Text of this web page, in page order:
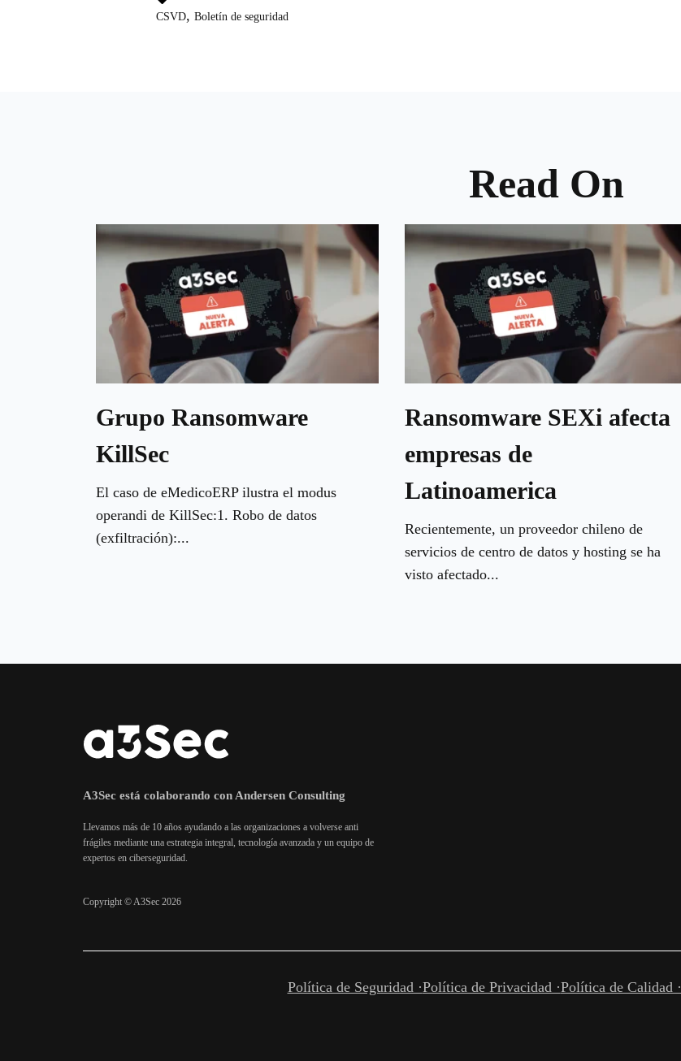
CSVD, Boletín de seguridad
Read On
Grupo Ransomware
KillSec
El caso de eMedicoERP ilustra el modus
operandi de KillSec:1. Robo de datos
(exfiltración):...
Ransomware SEXi afecta
empresas de
Latinoamerica
Recientemente, un proveedor chileno de
servicios de centro de datos y hosting se ha
visto afectado...
A3Sec está colaborando con Andersen Consulting
Llevamos más de 10 años ayudando a las organizaciones a volverse anti
frágiles mediante una estrategia integral, tecnología avanzada y un equipo de
expertos en ciberseguridad.
Copyright © A3Sec 2026
Política de Seguridad ·Política de Privacidad ·Política de Calidad ·